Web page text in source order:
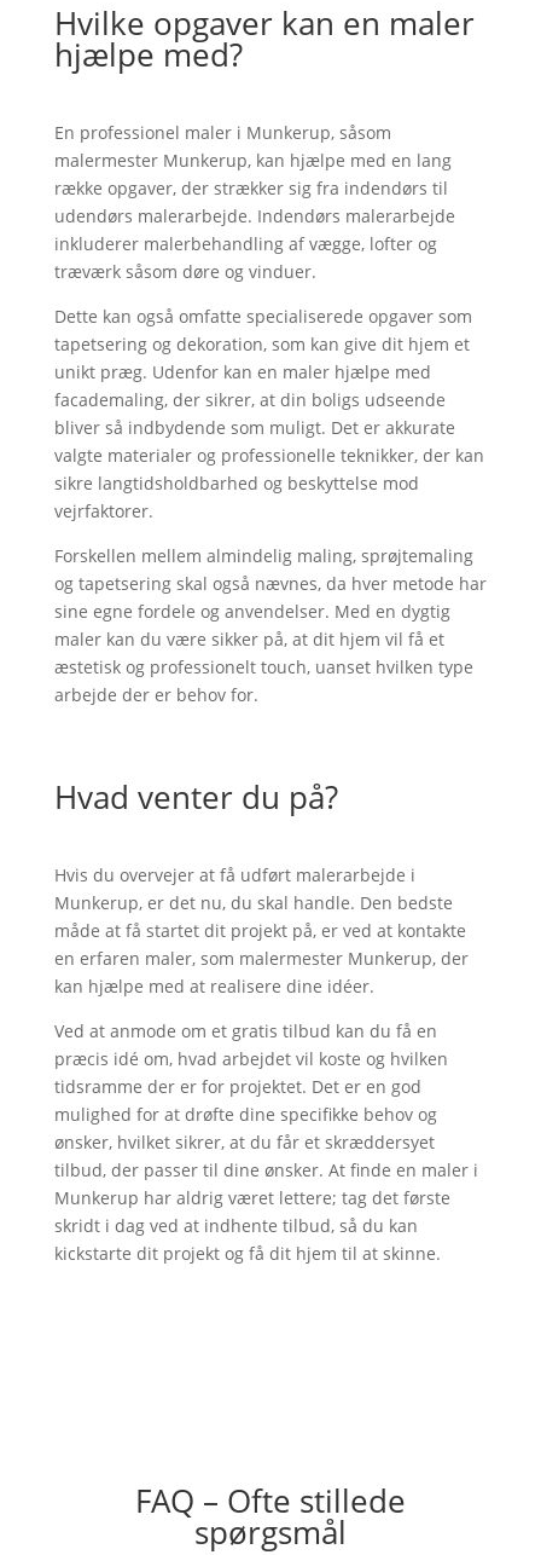
Hvilke opgaver kan en maler
hjælpe med?
En professionel maler i Munkerup, såsom
malermester Munkerup, kan hjælpe med en lang
række opgaver, der strækker sig fra indendørs til
udendørs malerarbejde. Indendørs malerarbejde
inkluderer malerbehandling af vægge, lofter og
træværk såsom døre og vinduer.
Dette kan også omfatte specialiserede opgaver som
tapetsering og dekoration, som kan give dit hjem et
unikt præg. Udenfor kan en maler hjælpe med
facademaling, der sikrer, at din boligs udseende
bliver så indbydende som muligt. Det er akkurate
valgte materialer og professionelle teknikker, der kan
sikre langtidsholdbarhed og beskyttelse mod
vejrfaktorer.
Forskellen mellem almindelig maling, sprøjtemaling
og tapetsering skal også nævnes, da hver metode har
sine egne fordele og anvendelser. Med en dygtig
maler kan du være sikker på, at dit hjem vil få et
æstetisk og professionelt touch, uanset hvilken type
arbejde der er behov for.
Hvad venter du på?
Hvis du overvejer at få udført malerarbejde i
Munkerup, er det nu, du skal handle. Den bedste
måde at få startet dit projekt på, er ved at kontakte
en erfaren maler, som malermester Munkerup, der
kan hjælpe med at realisere dine idéer.
Ved at anmode om et gratis tilbud kan du få en
præcis idé om, hvad arbejdet vil koste og hvilken
tidsramme der er for projektet. Det er en god
mulighed for at drøfte dine specifikke behov og
ønsker, hvilket sikrer, at du får et skræddersyet
tilbud, der passer til dine ønsker. At finde en maler i
Munkerup har aldrig været lettere; tag det første
skridt i dag ved at indhente tilbud, så du kan
kickstarte dit projekt og få dit hjem til at skinne.
FAQ – Ofte stillede
spørgsmål